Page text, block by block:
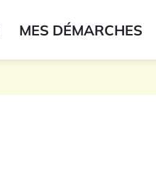
MES DÉMARCHES